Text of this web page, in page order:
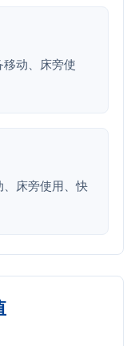
动、床旁使
床旁使用、快